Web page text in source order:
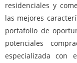
residenciales y
las mejores
portafolio de
potenciales
especializada con